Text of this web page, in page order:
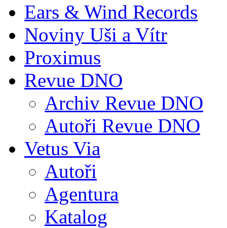
Ears & Wind Records
Noviny Uši a Vítr
Proximus
Revue DNO
Archiv Revue DNO
Autoři Revue DNO
Vetus Via
Autoři
Agentura
Katalog